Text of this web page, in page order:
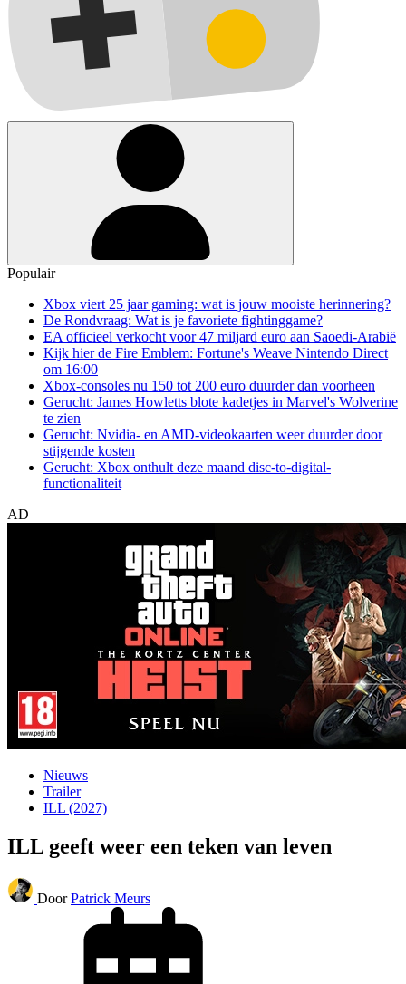
Populair
Xbox viert 25 jaar gaming: wat is jouw mooiste herinnering?
De Rondvraag: Wat is je favoriete fightinggame?
EA officieel verkocht voor 47 miljard euro aan Saoedi-Arabië
Kijk hier de Fire Emblem: Fortune's Weave Nintendo Direct
om 16:00
Xbox-consoles nu 150 tot 200 euro duurder dan voorheen
Gerucht: James Howletts blote kadetjes in Marvel's Wolverine
te zien
Gerucht: Nvidia- en AMD-videokaarten weer duurder door
stijgende kosten
Gerucht: Xbox onthult deze maand disc-to-digital-
functionaliteit
AD
Nieuws
Trailer
ILL (2027)
ILL geeft weer een teken van leven
Door Patrick Meurs